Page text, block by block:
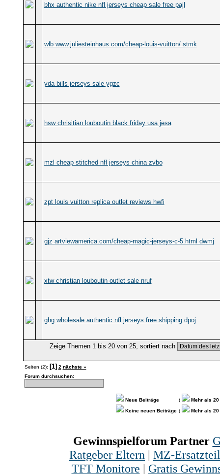
bhx authentic nike nfl jerseys cheap sale free pajl
wlb www.juliesteinhaus.com/cheap-louis-vuitton/ stmk
yda bills jerseys sale ygzc
hsw chrisitian louboutin black friday usa jesa
mzl cheap stitched nfl jerseys china zvbo
zpt louis vuitton replica outlet reviews hwfi
gjz artviewamerica.com/cheap-magic-jerseys-c-5.html dwmj
xtw christian louboutin outlet sale nruf
ghg wholesale authentic nfl jerseys free shipping dpoj
Zeige Themen 1 bis 20 von 25, sortiert nach
Seiten (2): [1] 2 nächste »
Forum durchsuchen:
Neue Beiträge (
Mehr als
Keine neuen Beiträge ( Mehr als
Gewinnspielforum Partner
Ratgeber Eltern | MZ-
TFT Monitore | Gratis